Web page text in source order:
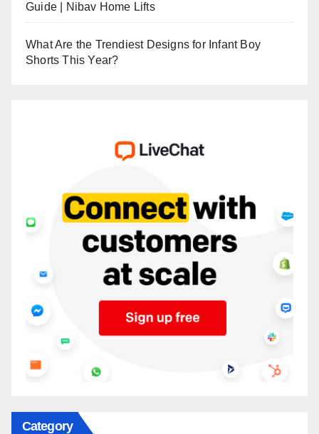
Guide | Nibav Home Lifts
What Are the Trendiest Designs for Infant Boy
Shorts This Year?
Category